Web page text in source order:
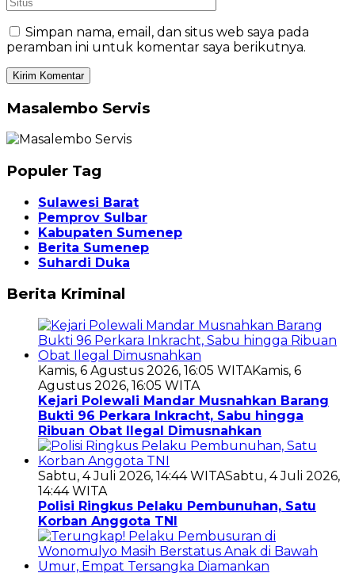
Simpan nama, email, dan situs web saya pada
peramban ini untuk komentar saya berikutnya.
Masalembo Servis
Populer Tag
Sulawesi Barat
Pemprov Sulbar
Kabupaten Sumenep
Berita Sumenep
Suhardi Duka
Berita Kriminal
Kamis, 6 Agustus 2026, 16:05 WITAKamis, 6
Agustus 2026, 16:05 WITA
Kejari Polewali Mandar Musnahkan Barang
Bukti 96 Perkara Inkracht, Sabu hingga
Ribuan Obat Ilegal Dimusnahkan
Sabtu, 4 Juli 2026, 14:44 WITASabtu, 4 Juli 2026,
14:44 WITA
Polisi Ringkus Pelaku Pembunuhan, Satu
Korban Anggota TNI